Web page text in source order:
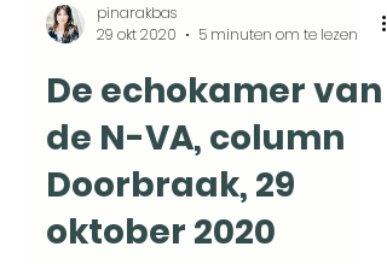
pinarakbas
29 okt 2020
5 minuten om te lezen
De echokamer van
de N-VA, column
Doorbraak, 29
oktober 2020